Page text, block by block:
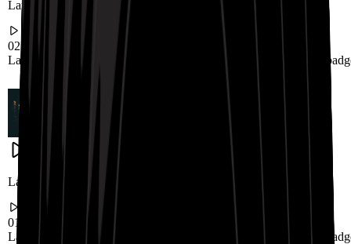
Landing.RapBeatShowcase.title1
02:25
Landing.RapBeatShowcase.badge1
Landing.RapBeatShowcase.title2
01:43
Landing.RapBeatShowcase.badge4